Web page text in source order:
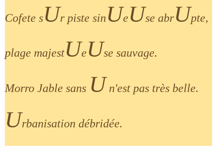
Cofete sUr piste sinUeUse abrUpte,
plage majestUeUse sauvage.
Morro Jable sans U n'est pas très belle.
Urbanisation débridée.